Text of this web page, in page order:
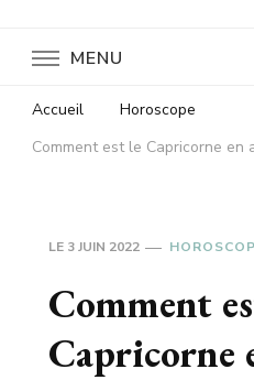
MENU
Accueil
Horoscope
Comment est le Capricorne en
LE 3 JUIN 2022
Comment
Capricorne